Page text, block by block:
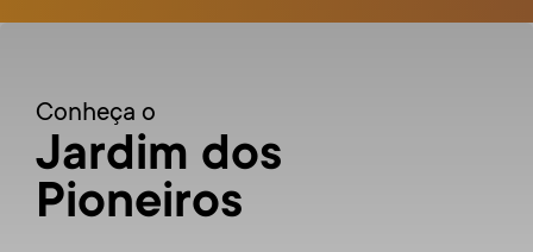
Conheça o
Jardim dos
Pioneiros